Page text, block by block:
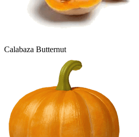
Calabaza Butternut